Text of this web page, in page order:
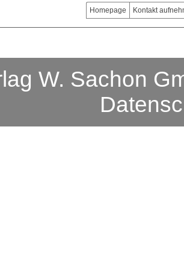
Homepage Kontakt
W. Sachon